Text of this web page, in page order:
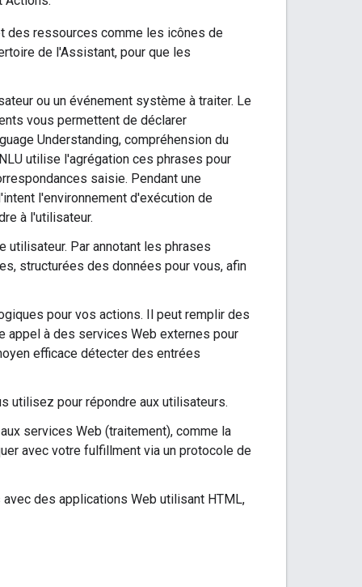
des ressources comme les icônes de
de l'Assistant, pour que les
ou un événement système à traiter. Le
vous permettent de déclarer
Understanding, compréhension du
utilise l'agrégation ces phrases pour
saisie. Pendant une
l'environnement d'exécution de
à l'utilisateur.
Par annotant les phrases
structurées des données pour vous, afin
pour vos actions. Il peut remplir des
appel à des services Web externes pour
efficace détecter des entrées
utilisez pour répondre aux utilisateurs.
services Web (traitement), comme la
avec votre fulfillment via un protocole de
des applications Web utilisant HTML,